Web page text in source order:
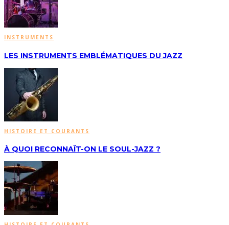
INSTRUMENTS
LES INSTRUMENTS EMBLÉMATIQUES DU JAZZ
HISTOIRE ET COURANTS
À QUOI RECONNAÎT-ON LE SOUL-JAZZ ?